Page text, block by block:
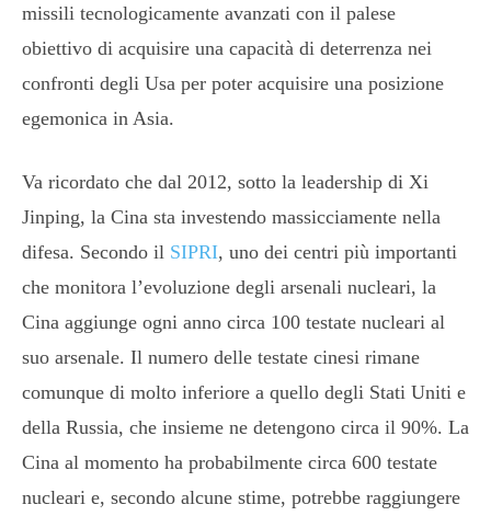
missili tecnologicamente avanzati con il palese
obiettivo di acquisire una capacità di deterrenza nei
confronti degli Usa per poter acquisire una posizione
egemonica in Asia.
Va ricordato che dal 2012, sotto la leadership di Xi
Jinping, la Cina sta investendo massicciamente nella
difesa. Secondo il SIPRI, uno dei centri più importanti
che monitora l’evoluzione degli arsenali nucleari, la
Cina aggiunge ogni anno circa 100 testate nucleari al
suo arsenale. Il numero delle testate cinesi rimane
comunque di molto inferiore a quello degli Stati Uniti e
della Russia, che insieme ne detengono circa il 90%. La
Cina al momento ha probabilmente circa 600 testate
nucleari e, secondo alcune stime, potrebbe raggiungere